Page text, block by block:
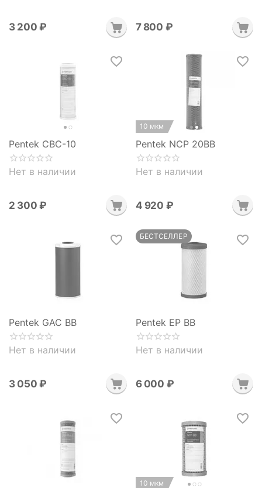
3 200 ₽ 7 800 ₽
Pentek CBC-10
Нет в наличии
2 300 ₽
10 мкм
Pentek NCP 20BB
Нет в наличии
4 920 ₽
Pentek GAC BB
Нет в наличии
3 050 ₽
БЕСТСЕЛЛЕР
Pentek EP BB
Нет в наличии
6 000 ₽
10 мкм